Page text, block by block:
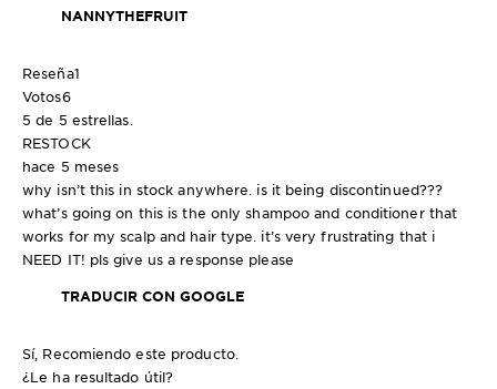
NANNYTHEFRUIT
Reseña1
Votos6
5 de 5 estrellas.
RESTOCK
hace 5 meses
why isn’t this in stock anywhere. is it being discontinued???
what’s going on this is the only shampoo and conditioner that
works for my scalp and hair type. it’s very frustrating that i
NEED IT! pls give us a response please
TRADUCIR CON GOOGLE
Sí, Recomiendo este producto.
¿Le ha resultado útil?